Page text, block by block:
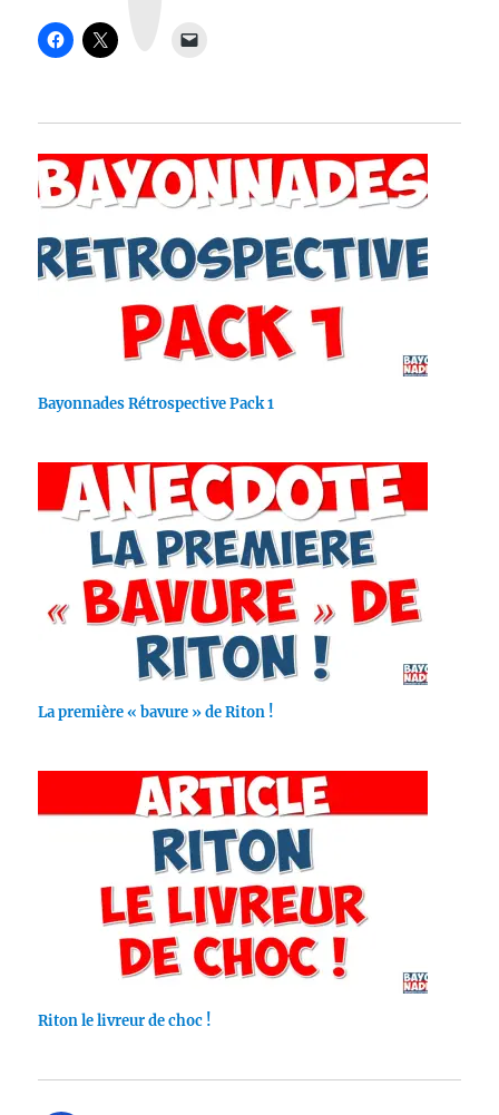
Bayonnades Rétrospective Pack 1
La première « bavure » de Riton !
Riton le livreur de choc !